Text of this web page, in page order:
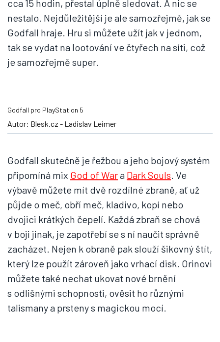
cca 15 hodin, přestal úplně sledovat. A nic se
nestalo. Nejdůležitější je ale samozřejmě, jak se
Godfall hraje. Hru si můžete užít jak v jednom,
tak se vydat na lootování ve čtyřech na síti, což
je samozřejmě super.
Godfall pro PlayStation 5
Autor: Blesk.cz - Ladislav Leimer
Godfall skutečně je řežbou a jeho bojový systém
připomíná mix God of Wara Dark Souls. Ve
výbavě můžete mít dvě rozdílné zbraně, ať už
půjde o meč, obří meč, kladivo, kopí nebo
dvojici krátkých čepelí. Každá zbraň se chová
v boji jinak, je zapotřebí se s ní naučit správně
zacházet. Nejen k obraně pak slouží šikovný štít,
který lze použít zároveň jako vrhací disk. Orinovi
můžete také nechat ukovat nové brnění
s odlišnými schopnosti, ověsit ho různými
talismany a prsteny s magickou mocí.